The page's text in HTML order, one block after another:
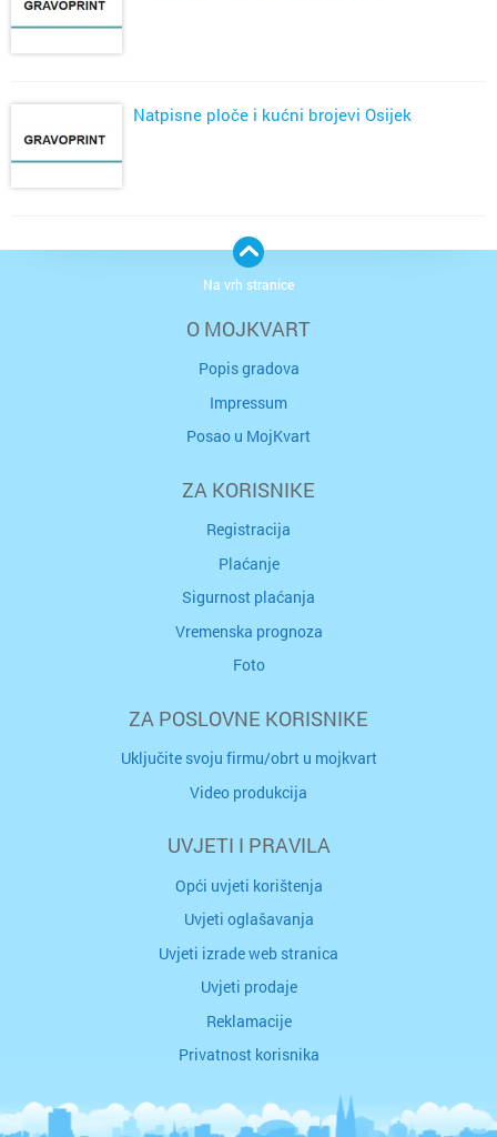
Natpisne ploče i kućni brojevi Osijek
O MOJKVART
Popis gradova
Impressum
Posao u MojKvart
ZA KORISNIKE
Registracija
Plaćanje
Sigurnost plaćanja
Vremenska prognoza
Foto
ZA POSLOVNE KORISNIKE
Uključite svoju firmu/obrt u mojkvart
Video produkcija
UVJETI I PRAVILA
Opći uvjeti korištenja
Uvjeti oglašavanja
Uvjeti izrade web stranica
Uvjeti prodaje
Reklamacije
Privatnost korisnika
Na vrh stranice